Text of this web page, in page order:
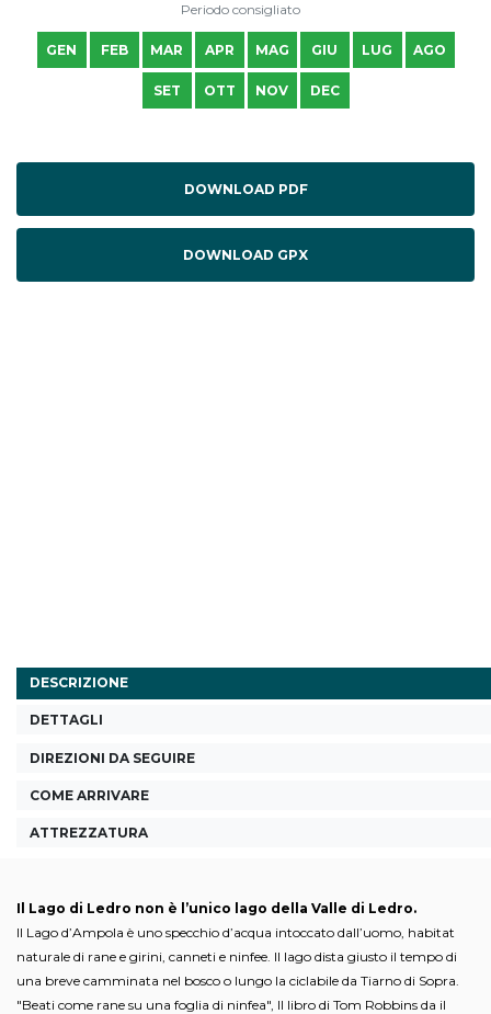
Periodo consigliato
GEN FEB MAR APR MAG GIU LUG AGO
SET OTT NOV DEC
DOWNLOAD PDF
DOWNLOAD GPX
DESCRIZIONE
DETTAGLI
DIREZIONI DA SEGUIRE
COME ARRIVARE
ATTREZZATURA
Il Lago di Ledro non è l’unico lago della Valle di Ledro.
Il Lago d’Ampola è uno specchio d’acqua intoccato dall’uomo, habitat
naturale di rane e girini, canneti e ninfee. Il lago dista giusto il tempo di
una breve camminata nel bosco o lungo la ciclabile da Tiarno di Sopra.
"Beati come rane su una foglia di ninfea", Il libro di Tom Robbins da il